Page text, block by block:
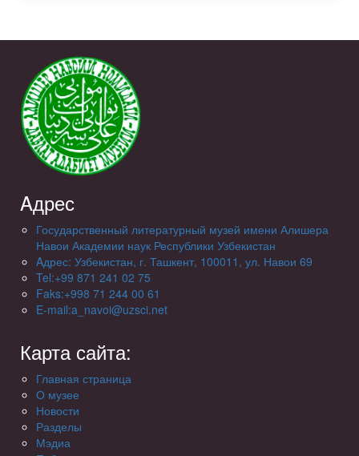
Aдрес
Государственный литературный музей имени Алишера
Навои Академии наук Республики Узбекистан
Aдрес: Узбекистан, г. Ташкент, 100011, ул. Навои 69
Tel:+99 871 241 02 75
Faks:+998 71 244 00 61
E-mail:a_navoi@uzsci.net
Карта сайта:
Главная страница
О музее
Новости
Разделы
Мэдиа